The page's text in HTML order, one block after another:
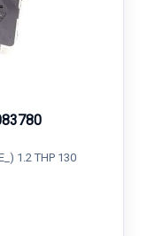
1.2 THP 130